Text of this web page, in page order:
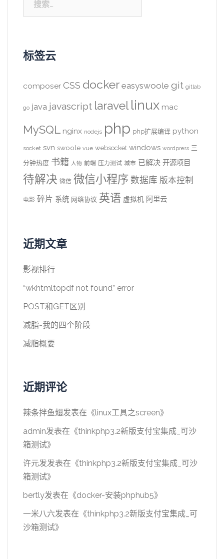
索：
标签云
composer CSS docker easyswoole git gitlab
go java javascript laravel linux mac
MySQL nginx nodejs php php扩展编译 python
socket svn swoole vue websocket windows wordpress 三
分钟热度 书籍 人物 前端 压力测试 城市 已解决 开源项目
待解决 微信 微信小程序 数据库 版本控制
电影 碎片 系统 网络协议 英语 虚拟机 阿里云
近期文章
影视排行
“wkhtmltopdf not found” error
POST和GET区别
减脂-我的四个阶段
减脂概要
近期评论
辣条拌鱼翅发表在《linux工具之screen》
admin发表在《thinkphp3.2新版支付宝集成_可沙
箱测试》
许元发发表在《thinkphp3.2新版支付宝集成_可沙
箱测试》
bertly发表在《docker-安装phphub5》
一米八六发表在《thinkphp3.2新版支付宝集成_可
沙箱测试》